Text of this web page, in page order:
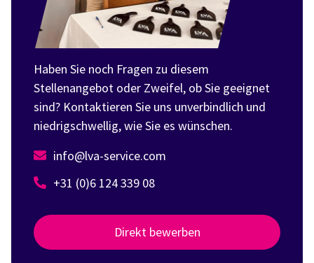
Haben Sie noch Fragen zu diesem
Stellenangebot oder Zweifel, ob Sie geeignet
sind? Kontaktieren Sie uns unverbindlich und
niedrigschwellig, wie Sie es wünschen.
info@lva-service.com
+31 (0)6 124 339 08
Direkt bewerben